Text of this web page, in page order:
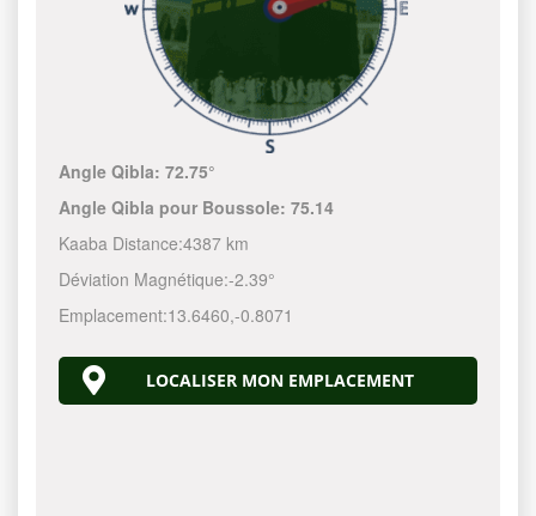
Angle Qibla:72.75°
Angle Qibla pour Boussole:75.14
Kaaba Distance:4387 km
Déviation Magnétique:-2.39°
Emplacement:13.6460,-0.8071
LOCALISER MON EMPLACEMENT